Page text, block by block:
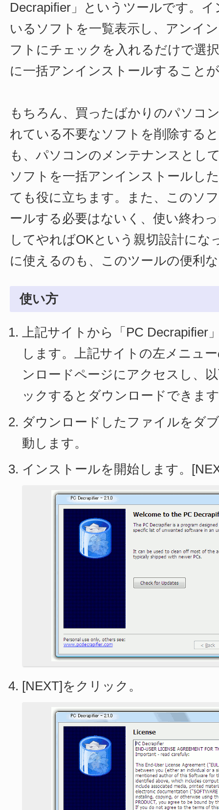
Decrapifier」というツールです。
いるソフトを一覧表示し、アンイ
フトにチェックを入れるだけで選
に一括アンインストールすること
もちろん、買ったばかりのパソコ
れている不要なソフトを削除する
も、パソコンのメンテナンスとし
ソフトを一括アンインストールし
ても役に立ちます。また、このソ
ールする必要はないく、使い終わ
してやればOKという親切設計にな
に使えるのも、このツールの便利
使い方
上記サイトから「PC Decrapifier
します。上記サイトの左メニュ
ンロードページにアクセスし、
ックするとダウンロードできま
ダウンロードしたファイルをダ
動します。
インストールを開始します。
[NEXT]をクリック。